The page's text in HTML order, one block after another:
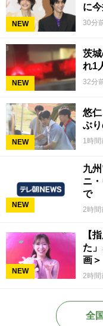
NEW
に
30分
NEW
茨
れ1
32分
NEW
悠
ぶ
1時間
NEW
九
ニ
で
2時間
NEW
【
た
画＞
2時間
全